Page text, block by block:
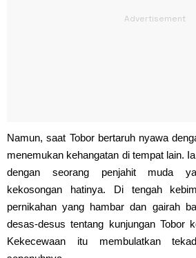
Namun, saat Tobor bertaruh nyawa
menemukan kehangatan di tempat lain.
dengan seorang penjahit muda
kekosongan hatinya. Di tengah
pernikahan yang hambar dan gairah
desas-desus tentang kunjungan Tobor
Kekecewaan itu membulatkan